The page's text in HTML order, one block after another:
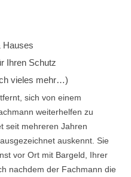
Hauses
Ihren Schutz
vieles mehr…)
sich von einem
weiterhelfen zu
seit mehreren Jahren
auskennt. Sie
vor Ort mit Bargeld, Ihrer
nachdem der Fachmann die